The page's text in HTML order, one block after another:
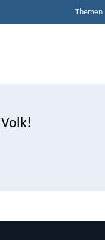
Themen